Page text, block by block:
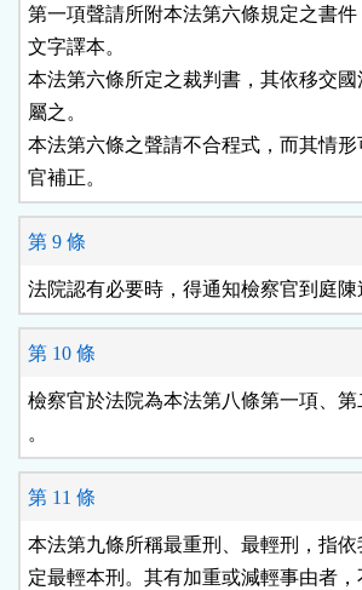
第一項聲請所附本法第六條規定之書
文字譯本。
本法第六條所定之裁判書，其依移交
屬之。
本法第六條之聲請不合程式，而其情
官補正。
第 9 條
法院認有必要時，得通知檢察官到庭陳
第 10 條
檢察官於法院為本法第八條第一項、
。
第 11 條
本法第九條所稱最重刑、最輕刑，指
定最輕本刑。其有加重或減輕事由者